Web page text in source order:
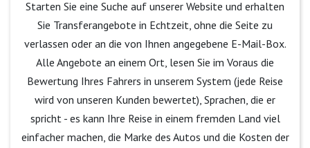
Starten Sie eine Suche auf unserer Website und erhalten
Sie Transferangebote in Echtzeit, ohne die Seite zu
verlassen oder an die von Ihnen angegebene E-Mail-Box.
Alle Angebote an einem Ort, lesen Sie im Voraus die
Bewertung Ihres Fahrers in unserem System (jede Reise
wird von unseren Kunden bewertet), Sprachen, die er
spricht - es kann Ihre Reise in einem fremden Land viel
einfacher machen, die Marke des Autos und die Kosten der